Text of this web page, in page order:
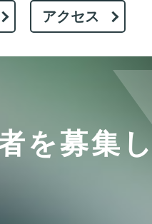
アクセス
を募集